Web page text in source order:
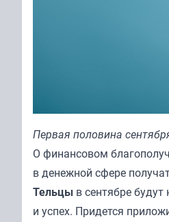
Первая половина
О финансовом
в денежной сфере
Тельцы в сентябре
и успех. Придется